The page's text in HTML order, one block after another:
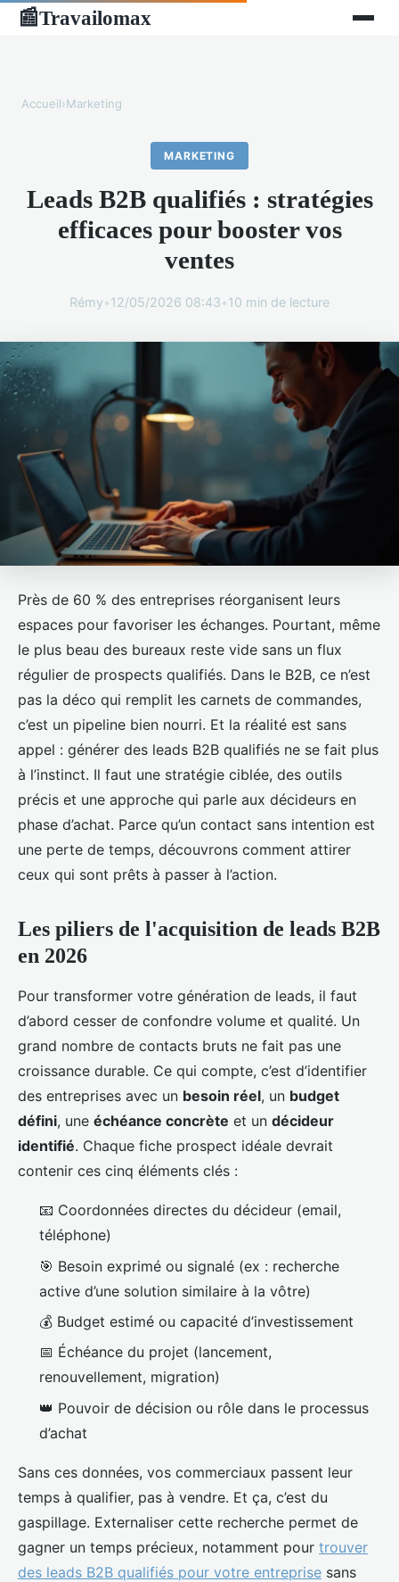
📰Travailomax
Accueil›Marketing
MARKETING
Leads B2B qualifiés : stratégies
efficaces pour booster vos
ventes
Rémy•12/05/2026 08:43•10 min de lecture
Près de 60 % des entreprises réorganisent leurs
espaces pour favoriser les échanges. Pourtant, même
le plus beau des bureaux reste vide sans un flux
régulier de prospects qualifiés. Dans le B2B, ce n’est
pas la déco qui remplit les carnets de commandes,
c’est un pipeline bien nourri. Et la réalité est sans
appel : générer des leads B2B qualifiés ne se fait plus
à l’instinct. Il faut une stratégie ciblée, des outils
précis et une approche qui parle aux décideurs en
phase d’achat. Parce qu’un contact sans intention est
une perte de temps, découvrons comment attirer
ceux qui sont prêts à passer à l’action.
Les piliers de l'acquisition de leads B2B
en 2026
Pour transformer votre génération de leads, il faut
d’abord cesser de confondre volume et qualité. Un
grand nombre de contacts bruts ne fait pas une
croissance durable. Ce qui compte, c’est d’identifier
des entreprises avec un besoin réel, un budget
défini, une échéance concrète et un décideur
identifié. Chaque fiche prospect idéale devrait
contenir ces cinq éléments clés :
📧 Coordonnées directes du décideur (email,
téléphone)
🎯 Besoin exprimé ou signalé (ex : recherche
active d’une solution similaire à la vôtre)
💰 Budget estimé ou capacité d’investissement
📅 Échéance du projet (lancement,
renouvellement, migration)
👑 Pouvoir de décision ou rôle dans le processus
d’achat
Sans ces données, vos commerciaux passent leur
temps à qualifier, pas à vendre. Et ça, c’est du
gaspillage. Externaliser cette recherche permet de
gagner un temps précieux, notamment pour trouver
des leads B2B qualifiés pour votre entreprise sans